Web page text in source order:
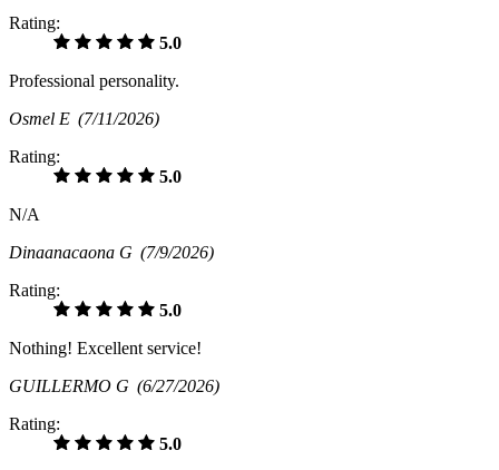
Rating:
5.0
Professional personality.
Osmel E (7/11/2026)
Rating:
5.0
N/A
Dinaanacaona G (7/9/2026)
Rating:
5.0
Nothing! Excellent service!
GUILLERMO G (6/27/2026)
Rating:
5.0